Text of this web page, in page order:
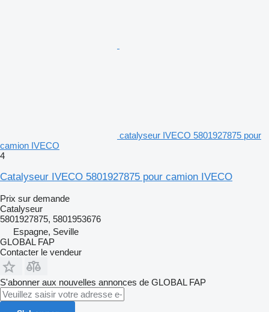
catalyseur IVECO 5801927875 pour
camion IVECO
4
Catalyseur IVECO 5801927875 pour camion IVECO
Prix sur demande
Catalyseur
5801927875, 5801953676
Espagne, Seville
GLOBAL FAP
Contacter le vendeur
S'abonner aux nouvelles annonces de GLOBAL FAP